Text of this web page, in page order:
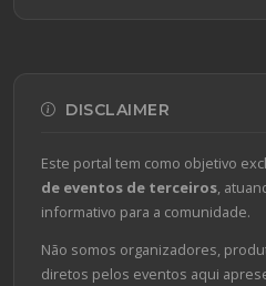
DISCLAIMER
Este portal tem como objetivo
de eventos de terceiros,
informativo para a comunidade.
Não somos organizadores,
diretos pelos eventos aqui